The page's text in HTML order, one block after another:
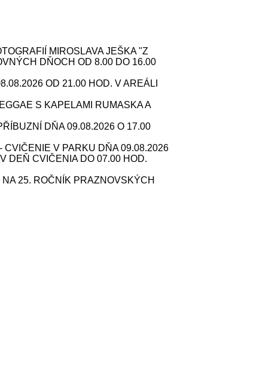
MIROSLAVA JEŠKA "Z
DŇOCH OD 8.00 DO 16.00
OD 21.00 HOD. V AREÁLI
S KAPELAMI RUMASKA A
DŇA 09.08.2026 O 17.00
V PARKU DŇA 09.08.2026
DEŇ CVIČENIA DO 07.00 HOD.
25. ROČNÍK PRAZNOVSKÝCH